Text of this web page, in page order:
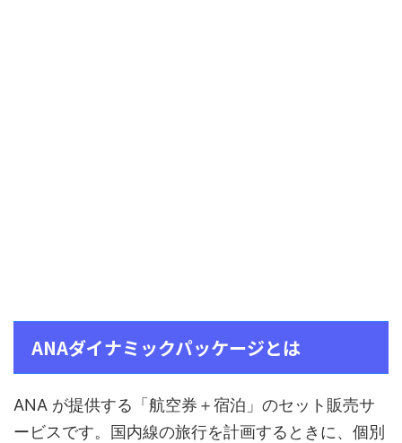
ANAダイナミックパッケージとは
ANA が提供する「航空券＋宿泊」のセット販売サ
ービスです。国内線の旅行を計画するときに、個別